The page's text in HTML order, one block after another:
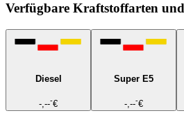
Verfügbare Kraftstoffarten
Diesel
-,---€
Super E5
-,---€